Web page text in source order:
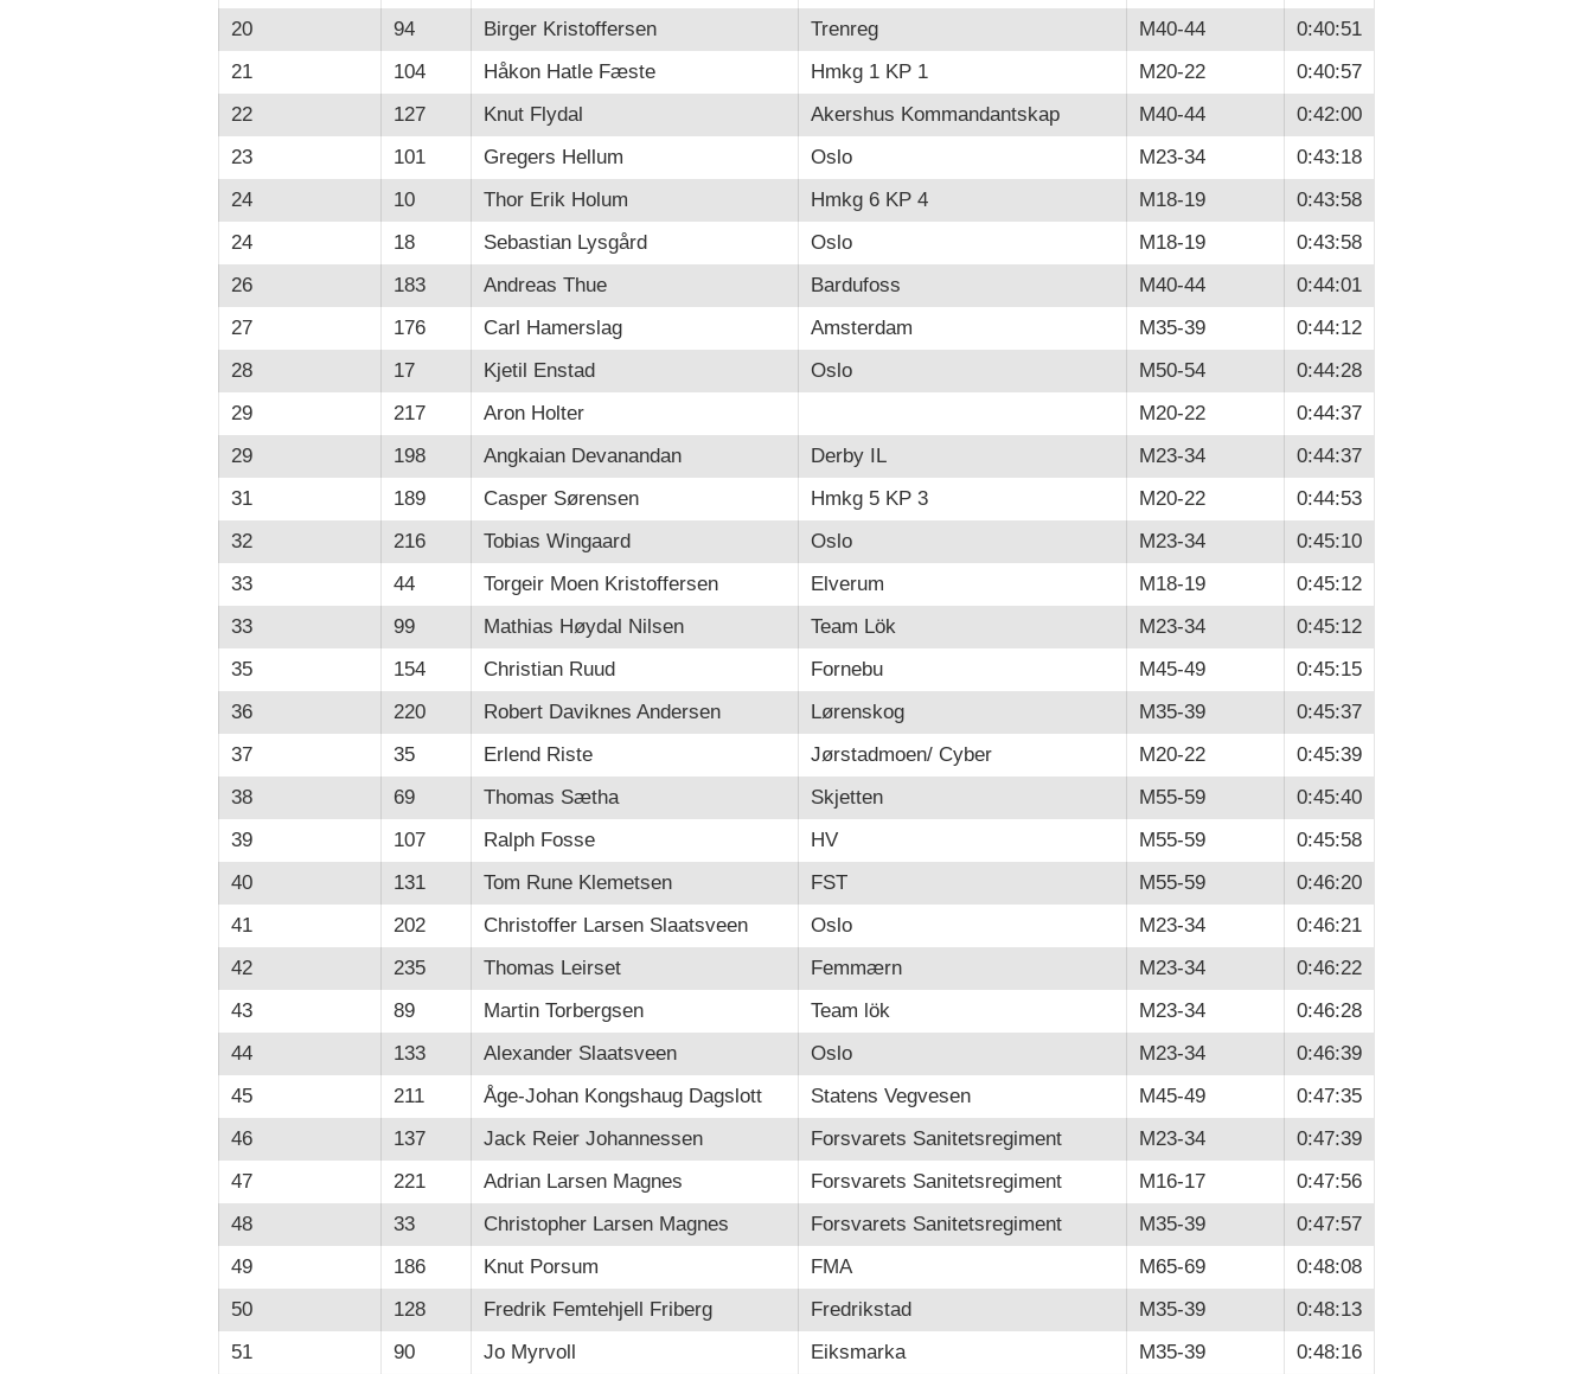
20
94 Birger Kristoffersen Trenreg M40-44
0:40:51
21
104 Håkon Hatle Fæste Hmkg 1 KP 1 M20-22
0:40:57
22
127 Knut Flydal Akershus Kommandantskap M40-44
0:42:00
23
101 Gregers Hellum Oslo M23-34
0:43:18
24
10 Thor Erik Holum Hmkg 6 KP 4 M18-19
0:43:58
24
18 Sebastian Lysgård Oslo M18-19
0:43:58
26
183 Andreas Thue Bardufoss M40-44
0:44:01
27
176 Carl Hamerslag Amsterdam M35-39
0:44:12
28
17 Kjetil Enstad Oslo M50-54
0:44:28
29
217 Aron Holter M20-22
0:44:37
29
198 Angkaian Devanandan Derby IL M23-34
0:44:37
31
189 Casper Sørensen Hmkg 5 KP 3 M20-22
0:44:53
32
216 Tobias Wingaard Oslo M23-34
0:45:10
33
44 Torgeir Moen Kristoffersen Elverum M18-19
0:45:12
33
99 Mathias Høydal Nilsen Team Lök M23-34
0:45:12
35
154 Christian Ruud Fornebu M45-49
0:45:15
36
220 Robert Daviknes Andersen Lørenskog M35-39
0:45:37
37
35 Erlend Riste Jørstadmoen/ Cyber M20-22
0:45:39
38
69 Thomas Sætha Skjetten M55-59
0:45:40
39
107 Ralph Fosse HV M55-59
0:45:58
40
131 Tom Rune Klemetsen FST M55-59
0:46:20
41
202 Christoffer Larsen Slaatsveen Oslo M23-34
0:46:21
42
235 Thomas Leirset Femmærn M23-34
0:46:22
43
89 Martin Torbergsen Team lök M23-34
0:46:28
44
133 Alexander Slaatsveen Oslo M23-34
0:46:39
45
211 Åge-Johan Kongshaug Dagslott Statens Vegvesen M45-49
0:47:35
46
137 Jack Reier Johannessen Forsvarets Sanitetsregiment M23-34
0:47:39
47
221 Adrian Larsen Magnes Forsvarets Sanitetsregiment M16-17
0:47:56
48
33 Christopher Larsen Magnes Forsvarets Sanitetsregiment M35-39
0:47:57
49
186 Knut Porsum FMA M65-69
0:48:08
50
128 Fredrik Femtehjell Friberg Fredrikstad M35-39
0:48:13
51
90 Jo Myrvoll Eiksmarka M35-39
0:48:16